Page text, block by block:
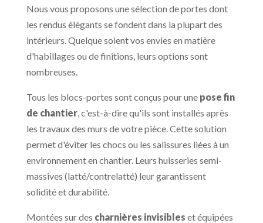
Nous vous proposons une sélection de portes dont
les rendus élégants se fondent dans la plupart des
intérieurs. Quelque soient vos envies en matière
d'habillages ou de finitions, leurs options sont
nombreuses.
Tous les blocs-portes sont conçus pour une pose fin
de chantier, c'est-à-dire qu'ils sont installés après
les travaux des murs de votre pièce. Cette solution
permet d'éviter les chocs ou les salissures liées à un
environnement en chantier. Leurs huisseries semi-
massives (latté/contrelatté) leur garantissent
solidité et durabilité.
Montées sur des charnières invisibles et équipées